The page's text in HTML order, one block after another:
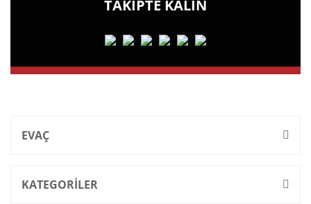
TAKİPTE KALIN
EVAÇ
KATEGORİLER